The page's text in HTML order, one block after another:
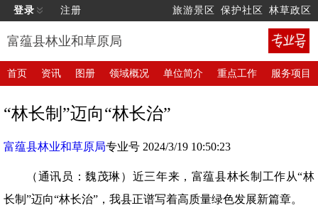
登录 注册 旅游景区 保护社区 林草政区
富蕴县林业和草原局
首页 资讯 图册 领域概况 单位简介 重点工作 服务项目
“林长制”迈向“林长治”
富蕴县林业和草原局专业号 2024/3/19 10:50:23
（通讯员：魏茂琳）近三年来，富蕴县林长制工作从“林
长制”迈向“林长治”，我县正谱写着高质量绿色发展新篇章。